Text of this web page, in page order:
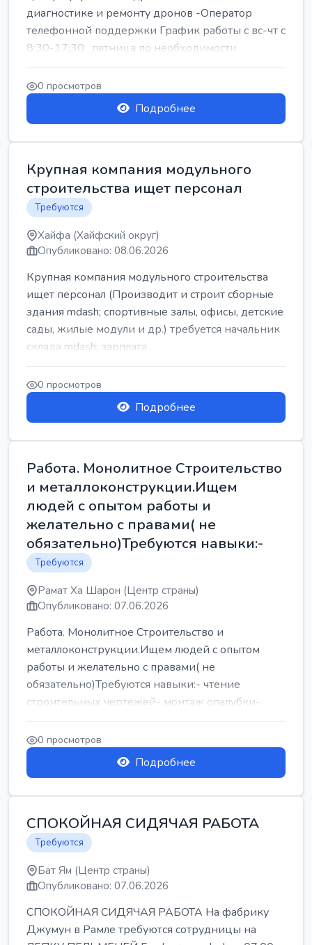
диагностике и ремонту дронов -Оператор
телефонной поддержки График работы с вс-чт с
8:30-17:30 , пятница по необходимости...
0 просмотров
Подробнее
Крупная компания модульного
строительства ищет персонал
Требуются
Хайфа (Хайфский округ)
Опубликовано: 08.06.2026
Крупная компания модульного строительства
ищет персонал (Производит и строит сборные
здания mdash; спортивные залы, офисы, детские
сады, жилые модули и др.) требуется начальник
склада mdash; зарплата ...
0 просмотров
Подробнее
Работа. Монолитное Строительство
и металлоконструкции.Ищем
людей с опытом работы и
желательно с правами( не
обязательно)Требуются навыки:-
Требуются
Рамат Ха Шарон (Центр страны)
Опубликовано: 07.06.2026
Работа. Монолитное Строительство и
металлоконструкции.Ищем людей с опытом
работы и желательно с правами( не
обязательно)Требуются навыки:- чтение
строительных чертежей- монтаж опалубки-
армокаркасыОпл...
0 просмотров
Подробнее
СПОКОЙНАЯ СИДЯЧАЯ РАБОТА
Требуются
Бат Ям (Центр страны)
Опубликовано: 07.06.2026
СПОКОЙНАЯ СИДЯЧАЯ РАБОТА На фабрику
Джумун в Рамле требуются сотрудницы на